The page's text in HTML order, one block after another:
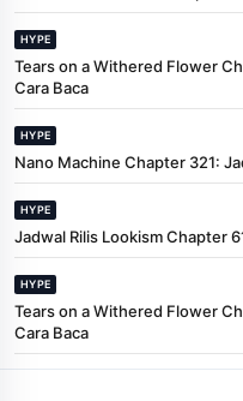
HYPE
Tears on a Withered Flower
Cara Baca
HYPE
Nano Machine Chapter 321:
HYPE
Jadwal Rilis Lookism Chapter
HYPE
Tears on a Withered Flower
Cara Baca